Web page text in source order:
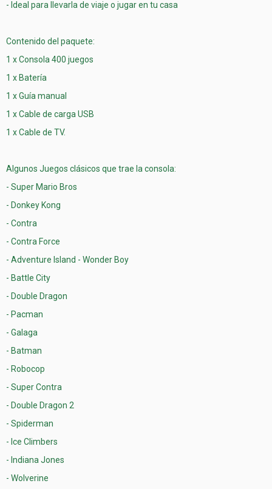
- Ideal para llevarla de viaje o jugar en tu casa
Contenido del paquete:
1 x Consola 400 juegos
1 x Batería
1 x Guía manual
1 x Cable de carga USB
1 x Cable de TV.
Algunos Juegos clásicos que trae la consola:
- Super Mario Bros
- Donkey Kong
- Contra
- Contra Force
- Adventure Island - Wonder Boy
- Battle City
- Double Dragon
- Pacman
- Galaga
- Batman
- Robocop
- Super Contra
- Double Dragon 2
- Spiderman
- Ice Climbers
- Indiana Jones
- Wolverine